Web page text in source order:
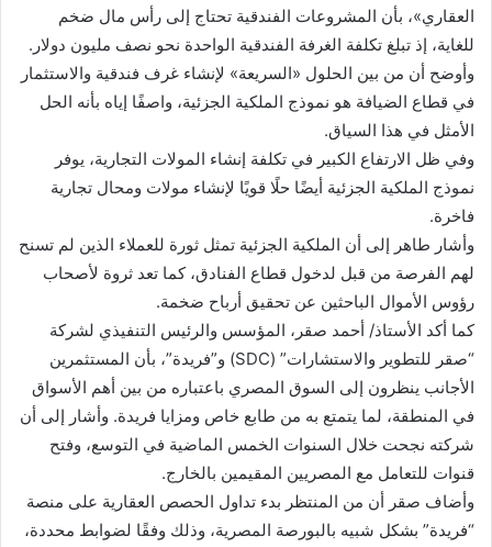
العقاري»، بأن المشروعات الفندقية تحتاج إلى رأس مال ضخم
للغاية، إذ تبلغ تكلفة الغرفة الفندقية الواحدة نحو نصف مليون دولار.
وأوضح أن من بين الحلول «السريعة» لإنشاء غرف فندقية والاستثمار
في قطاع الضيافة هو نموذج الملكية الجزئية، واصفًا إياه بأنه الحل
الأمثل في هذا السياق.
وفي ظل الارتفاع الكبير في تكلفة إنشاء المولات التجارية، يوفر
نموذج الملكية الجزئية أيضًا حلًا قويًا لإنشاء مولات ومحال تجارية
فاخرة.
وأشار طاهر إلى أن الملكية الجزئية تمثل ثورة للعملاء الذين لم تسنح
لهم الفرصة من قبل لدخول قطاع الفنادق، كما تعد ثروة لأصحاب
رؤوس الأموال الباحثين عن تحقيق أرباح ضخمة.
كما أكد الأستاذ/ أحمد صقر، المؤسس والرئيس التنفيذي لشركة
“صقر للتطوير والاستشارات” (SDC) و”فريدة”، بأن المستثمرين
الأجانب ينظرون إلى السوق المصري باعتباره من بين أهم الأسواق
في المنطقة، لما يتمتع به من طابع خاص ومزايا فريدة. وأشار إلى أن
شركته نجحت خلال السنوات الخمس الماضية في التوسع، وفتح
قنوات للتعامل مع المصريين المقيمين بالخارج.
وأضاف صقر أن من المنتظر بدء تداول الحصص العقارية على منصة
“فريدة” بشكل شبيه بالبورصة المصرية، وذلك وفقًا لضوابط محددة،